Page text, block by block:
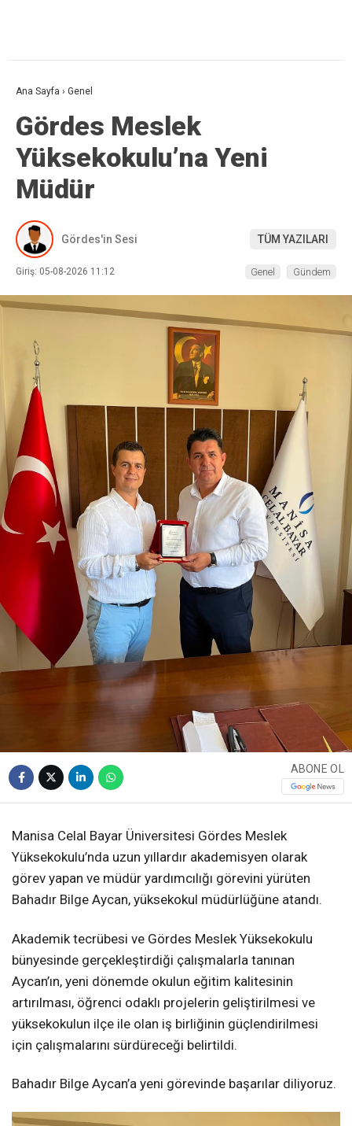
Ana Sayfa › Genel
Gördes Meslek
Yüksekokulu’na Yeni
Müdür
Gördes'in Sesi TÜM YAZILARI
Giriş: 05-08-2026 11:12 Genel Gündem
ABONE OL
Manisa Celal Bayar Üniversitesi Gördes Meslek
Yüksekokulu’nda uzun yıllardır akademisyen olarak
görev yapan ve müdür yardımcılığı görevini yürüten
Bahadır Bilge Aycan, yüksekokul müdürlüğüne atandı.
Akademik tecrübesi ve Gördes Meslek Yüksekokulu
bünyesinde gerçekleştirdiği çalışmalarla tanınan
Aycan’ın, yeni dönemde okulun eğitim kalitesinin
artırılması, öğrenci odaklı projelerin geliştirilmesi ve
yüksekokulun ilçe ile olan iş birliğinin güçlendirilmesi
için çalışmalarını sürdüreceği belirtildi.
Bahadır Bilge Aycan’a yeni görevinde başarılar diliyoruz.